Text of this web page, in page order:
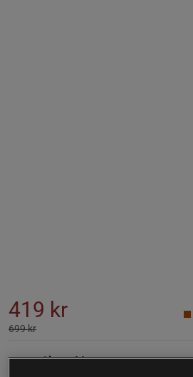
419 kr
699 kr
Farge: Cherry Moon